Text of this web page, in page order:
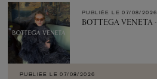
PUBLIÉE LE 07/08/2026
BOTTEGA VENETA
PUBLIÉE LE 07/08/2026